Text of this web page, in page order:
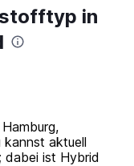
in
aktuell
ist Hybrid